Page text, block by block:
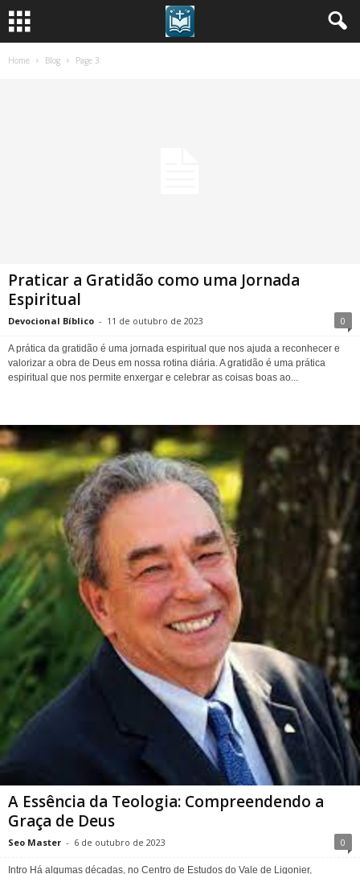
Home Blog Page 3
Praticar a Gratidão como uma Jornada
Espiritual
Devocional Bíblico - 11 de outubro de 2023 0
A prática da gratidão é uma jornada espiritual que nos ajuda a reconhecer e
valorizar a obra de Deus em nossa rotina diária. A gratidão é uma prática
espiritual que nos permite enxergar e celebrar as coisas boas ao...
A Essência da Teologia: Compreendendo a
Graça de Deus
Seo Master - 6 de outubro de 2023 0
Intro Há algumas décadas, no Centro de Estudos do Vale de Ligonier,